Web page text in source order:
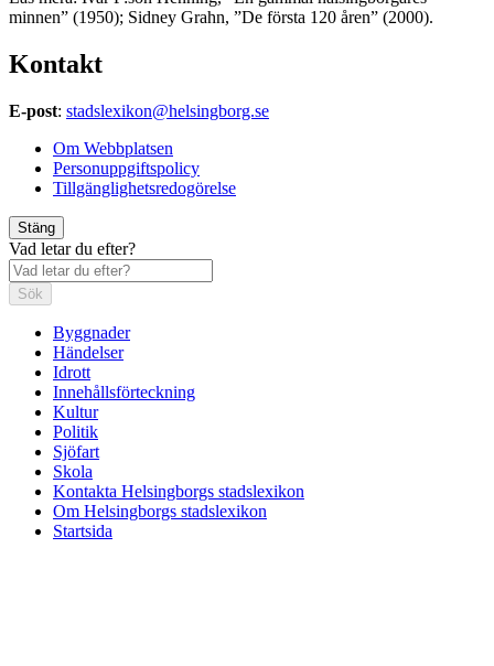
minnen” (1950); Sidney Grahn, ”De första 120 åren” (2000).
Kontakt
E-post: stadslexikon@helsingborg.se
Om Webbplatsen
Personuppgiftspolicy
Tillgänglighetsredogörelse
Stäng
Vad letar du efter?
Sök
Byggnader
Händelser
Idrott
Innehållsförteckning
Kultur
Politik
Sjöfart
Skola
Kontakta Helsingborgs stadslexikon
Om Helsingborgs stadslexikon
Startsida